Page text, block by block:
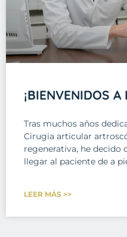
¡BIENVENIDOS A
Tras muchos años
Cirugia articular
regenerativa, he decido
llegar al paciente de a
LEER MÁS >>